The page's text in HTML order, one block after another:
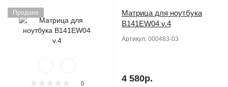
Продано
0
Матрица для ноутбука
B141EW04 v.4
Артикул: 000483-03
4 580р.